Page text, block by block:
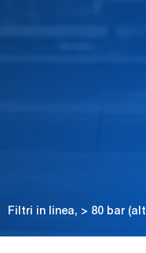
Filtri in linea, > 80 bar